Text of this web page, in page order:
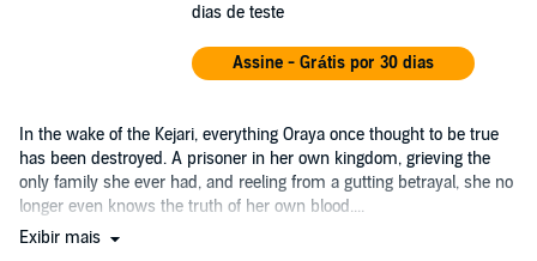
dias de teste
Assine - Grátis por 30 dias
In the wake of the Kejari, everything Oraya once thought to be true
has been destroyed. A prisoner in her own kingdom, grieving the
only family she ever had, and reeling from a gutting betrayal, she no
longer even knows the truth of her own blood....
Exibir mais